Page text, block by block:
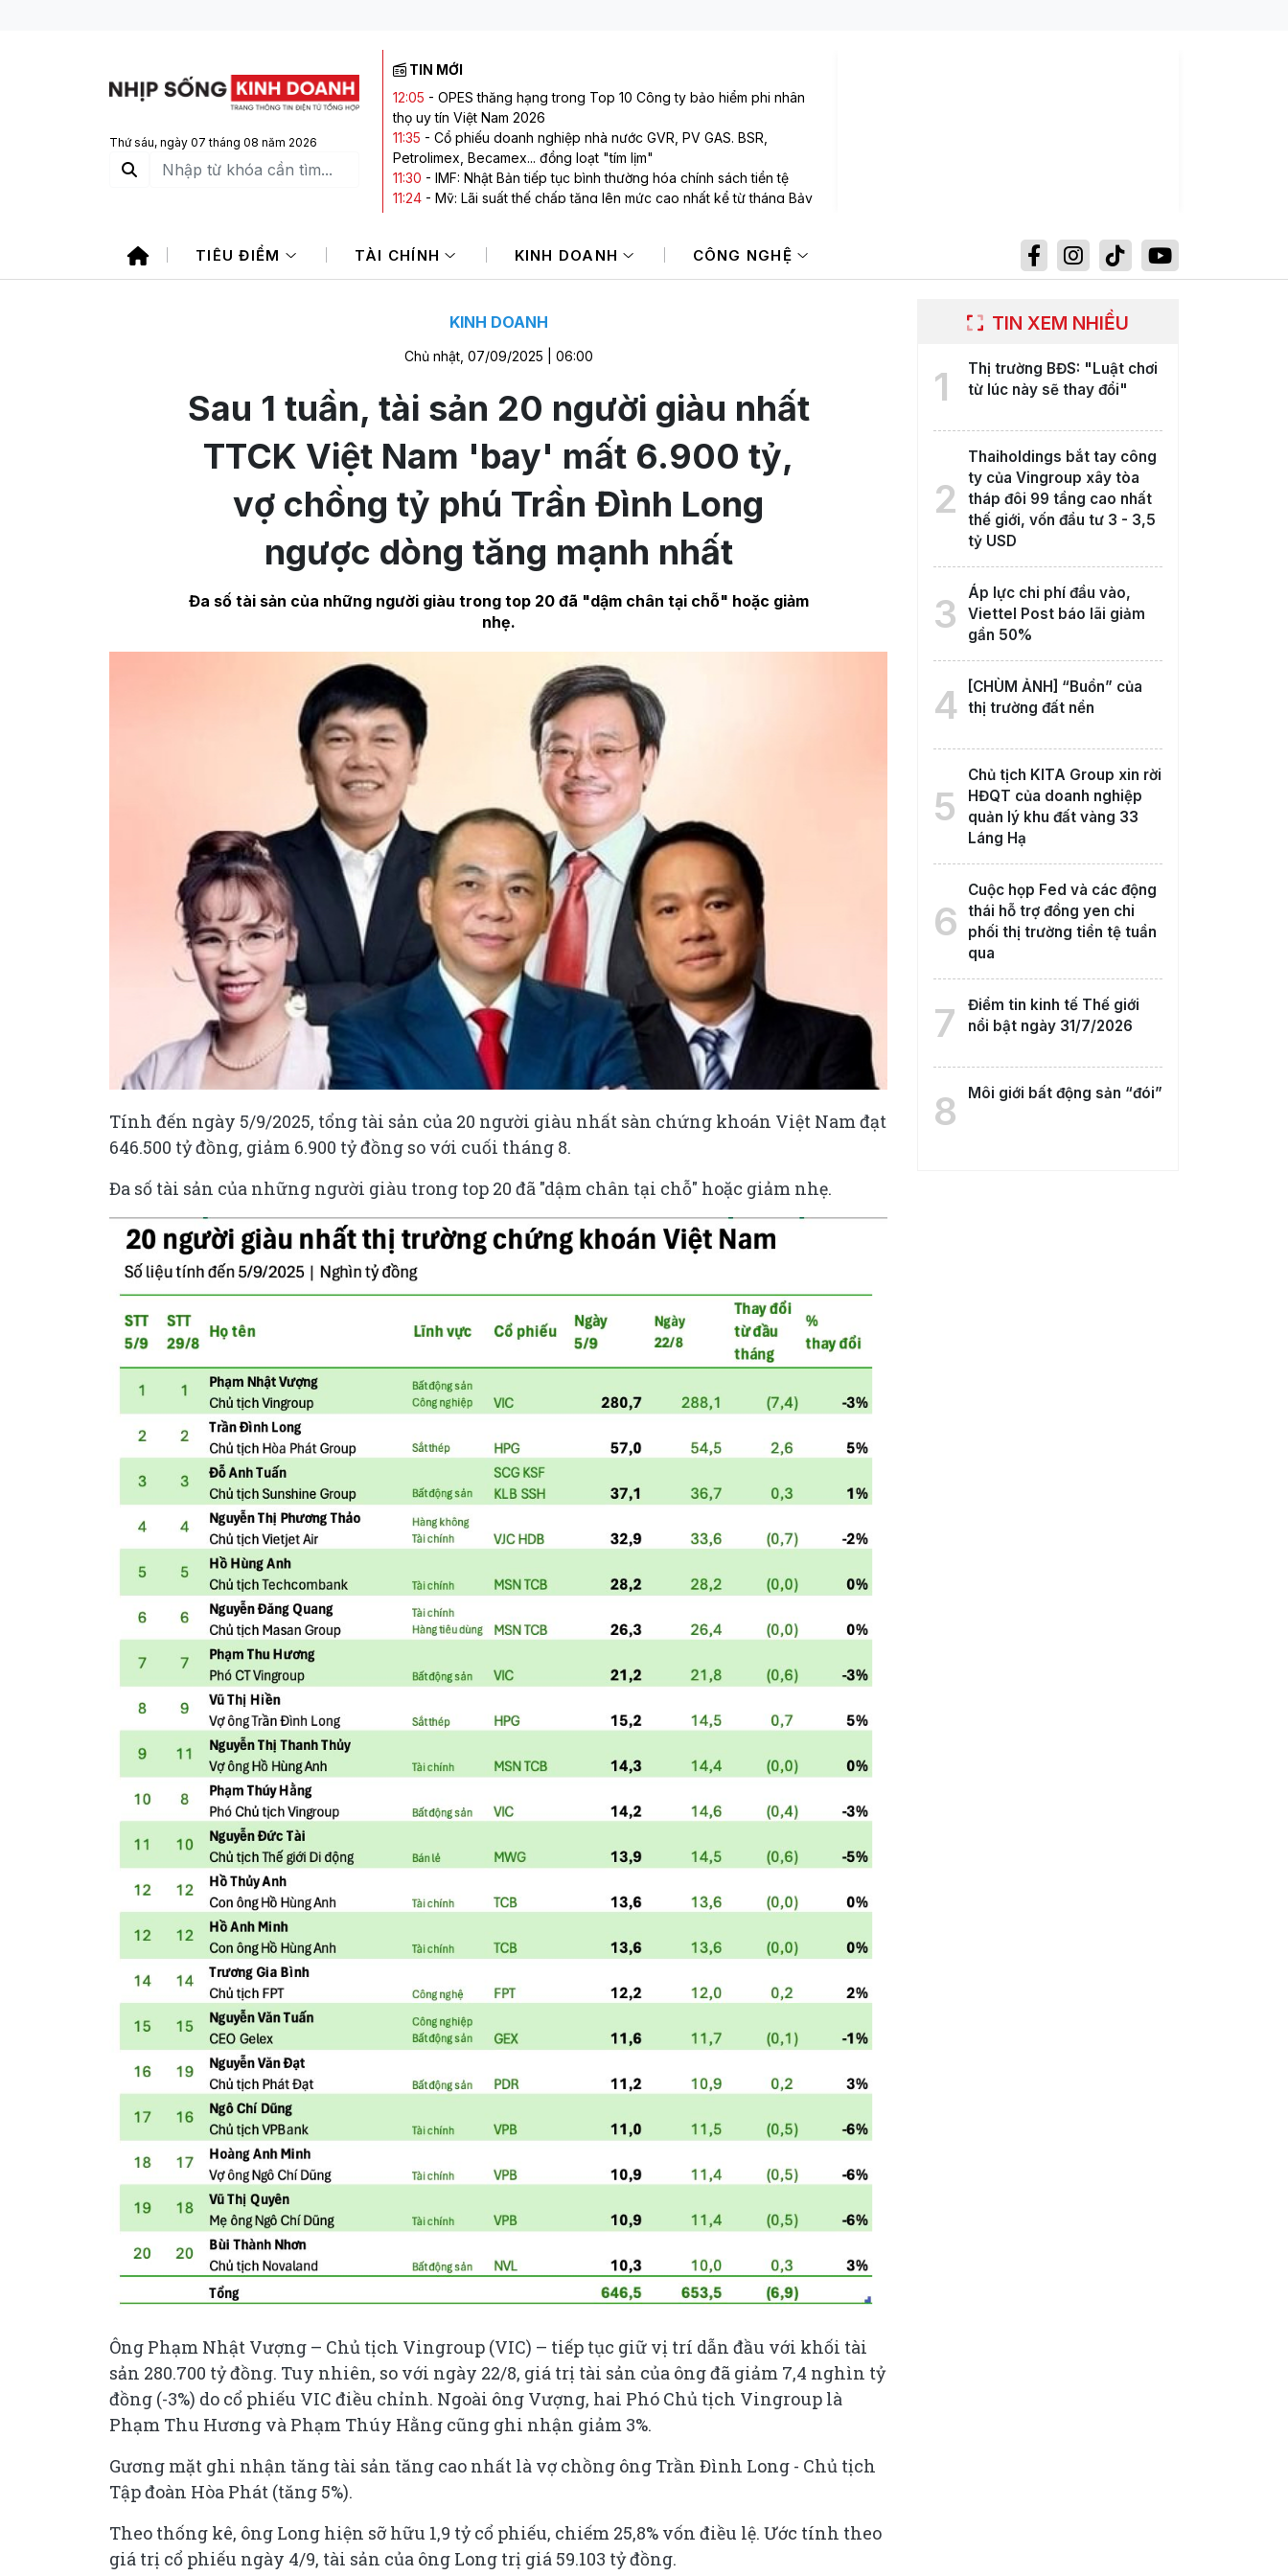
Thứ sáu, ngày 07 tháng 08 năm 2026
TIN MỚI
12:05 - OPES thăng hạng trong Top 10 Công ty bảo hiểm phi nhân
thọ uy tín Việt Nam 2026
11:35 - Cổ phiếu doanh nghiệp nhà nước GVR, PV GAS. BSR,
Petrolimex, Becamex... đồng loạt "tím lịm"
11:30 - IMF: Nhật Bản tiếp tục bình thường hóa chính sách tiền tệ
11:24 - Mỹ: Lãi suất thế chấp tăng lên mức cao nhất kể từ tháng Bảy
Phòng với nơi có “đệ nhất hùng quan Tây Bắc”
10:11-Chuyên gia chỉ ra 4 trọng tâm cơ hội đầu tư bất động sản tại
TIÊU ĐIỂM TÀI CHÍNH KINH DOANH CÔNG NGHỆ
KINH DOANH
Chủ nhật, 07/09/2025 | 06:00
Sau 1 tuần, tài sản 20 người giàu nhất
TTCK Việt Nam 'bay' mất 6.900 tỷ,
vợ chồng tỷ phú Trần Đình Long
ngược dòng tăng mạnh nhất
Đa số tài sản của những người giàu trong top 20 đã "dậm chân tại chỗ" hoặc giảm
nhẹ.
Tính đến ngày 5/9/2025, tổng tài sản của 20 người giàu nhất sàn chứng khoán Việt Nam đạt
646.500 tỷ đồng, giảm 6.900 tỷ đồng so với cuối tháng 8.
Đa số tài sản của những người giàu trong top 20 đã "dậm chân tại chỗ" hoặc giảm nhẹ.
Ông Phạm Nhật Vượng – Chủ tịch Vingroup (VIC) – tiếp tục giữ vị trí dẫn đầu với khối tài
sản 280.700 tỷ đồng. Tuy nhiên, so với ngày 22/8, giá trị tài sản của ông đã giảm 7,4 nghìn tỷ
đồng (-3%) do cổ phiếu VIC điều chỉnh. Ngoài ông Vượng, hai Phó Chủ tịch Vingroup là
Phạm Thu Hương và Phạm Thúy Hằng cũng ghi nhận giảm 3%.
Gương mặt ghi nhận tăng tài sản tăng cao nhất là vợ chồng ông Trần Đình Long - Chủ tịch
Tập đoàn Hòa Phát (tăng 5%).
Theo thống kê, ông Long hiện sỡ hữu 1,9 tỷ cổ phiếu, chiếm 25,8% vốn điều lệ. Ước tính theo
giá trị cổ phiếu ngày 4/9, tài sản của ông Long trị giá 59.103 tỷ đồng.
TIN XEM NHIỀU
1
Thị trường BĐS: "Luật chơi
từ lúc này sẽ thay đổi"
2
Thaiholdings bắt tay công
ty của Vingroup xây tòa
tháp đôi 99 tầng cao nhất
thế giới, vốn đầu tư 3 - 3,5
tỷ USD
3
Áp lực chi phí đầu vào,
Viettel Post báo lãi giảm
gần 50%
4
[CHÙM ẢNH] “Buồn” của
thị trường đất nền
5
Chủ tịch KITA Group xin rời
HĐQT của doanh nghiệp
quản lý khu đất vàng 33
Láng Hạ
6
Cuộc họp Fed và các động
thái hỗ trợ đồng yen chi
phối thị trường tiền tệ tuần
qua
7
Điểm tin kinh tế Thế giới
nổi bật ngày 31/7/2026
8 Môi giới bất động sản “đói”